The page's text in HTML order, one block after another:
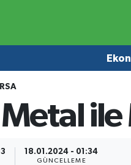
ile
18.01.2024 - 01:34
GÜNCELLEME